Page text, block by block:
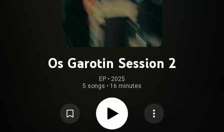
Os Garotin Session 2
EP • 2025
5 songs • 16 minutes